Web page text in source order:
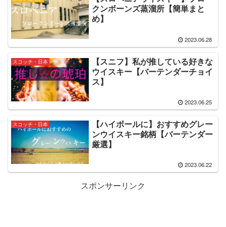
クンボーンズ蒸溜所【簡単まと
め】
2023.06.28
スコッチ・日本
【スニフ】私が推している好きな
ウイスキー【バーテンダーチョイ
ス】
2023.06.25
スコッチ・日本
【ハイボールに】おすすめグレー
ンウイスキー銘柄【バーテンダー
厳選】
2023.06.22
スポンサーリンク